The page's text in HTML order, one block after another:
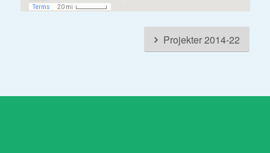
Projekter 2014-22